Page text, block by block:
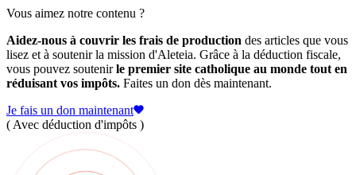
Vous aimez notre contenu ?
Aidez-nous à couvrir les frais de production des articles que vous
lisez et à soutenir la mission d'Aleteia. Grâce à la déduction fiscale,
vous pouvez soutenirle premier site catholique au monde tout en
réduisant vos impôts. Faites un don dès maintenant.
Je fais un don maintenant
( Avec déduction d'impôts )